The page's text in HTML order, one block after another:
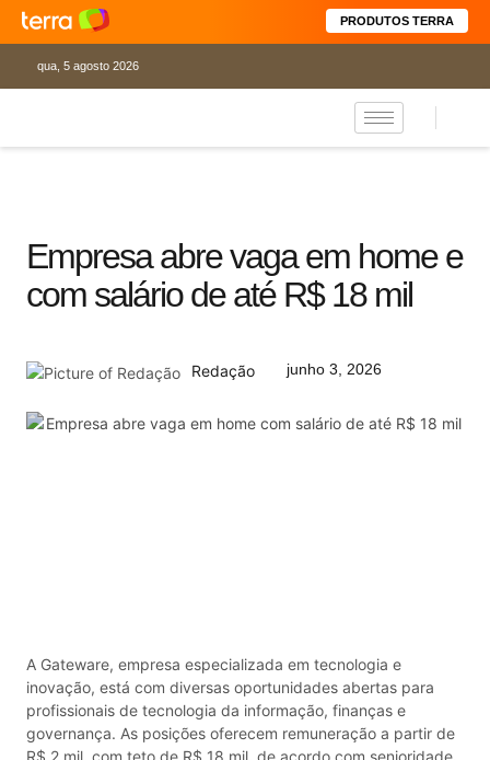
PRODUTOS TERRA
qua, 5 agosto 2026
Empresa abre vaga em home e
com salário de até R$ 18 mil
Redação junho 3, 2026
A Gateware, empresa especializada em tecnologia e
inovação, está com diversas oportunidades abertas para
profissionais de tecnologia da informação, finanças e
governança. As posições oferecem remuneração a partir de
R$ 2 mil, com teto de R$ 18 mil, de acordo com senioridade.